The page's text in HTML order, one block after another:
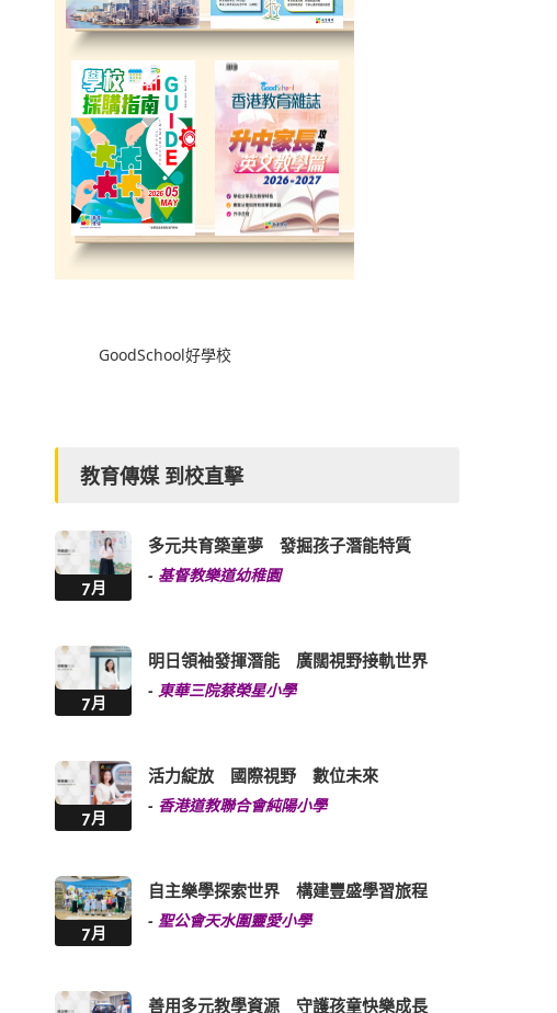
GoodSchool好學校
教育傳媒 到校直擊
7月
多元共育築童夢 發掘孩子潛能特質
- 基督教樂道幼稚園
7月
明日領袖發揮潛能 廣闊視野接軌世界
-東華三院蔡榮星小學
7月
活力綻放 國際視野 數位未來
- 香港道教聯合會純陽小學
7月
自主樂學探索世界 構建豐盛學習旅程
-聖公會天水圍靈愛小學
善用多元教學資源 守護孩童快樂成長